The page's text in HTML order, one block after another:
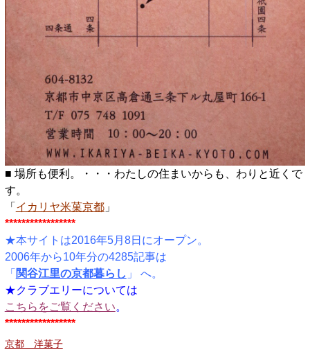
■ 場所も便利。・・・わたしの住まいからも、わりと近くで
す。
「 イカリヤ米菓京都」
*****************
★本サイトは2016年5月8日にオープン。
2006年から10年分の4285記事は
「 関谷江里の京都暮らし 」 へ。
★クラブエリーについては
こちらをご覧ください。
*****************
京都 洋菓子